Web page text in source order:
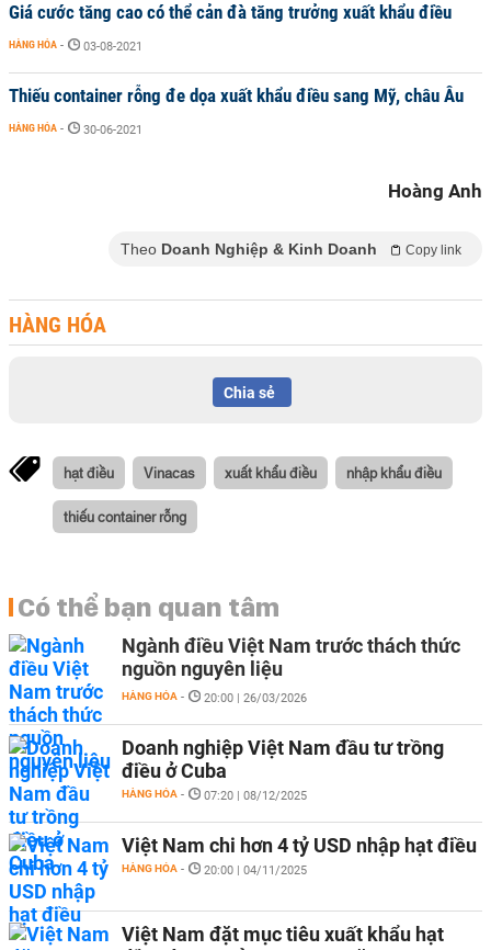
Giá cước tăng cao có thể cản đà tăng trưởng xuất khẩu điều
HÀNG HÓA - 03-08-2021
Thiếu container rỗng đe dọa xuất khẩu điều sang Mỹ, châu Âu
HÀNG HÓA - 30-06-2021
Hoàng Anh
Theo Doanh Nghiệp & Kinh Doanh Copy link
HÀNG HÓA
Chia sẻ
hạt điều Vinacas xuất khẩu điều nhập khẩu điều
thiếu container rỗng
Có thể bạn quan tâm
Ngành điều Việt Nam trước thách thức
nguồn nguyên liệu
HÀNG HÓA - 20:00 | 26/03/2026
Doanh nghiệp Việt Nam đầu tư trồng
điều ở Cuba
HÀNG HÓA - 07:20 | 08/12/2025
Việt Nam chi hơn 4 tỷ USD nhập hạt điều
HÀNG HÓA - 20:00 | 04/11/2025
Việt Nam đặt mục tiêu xuất khẩu hạt